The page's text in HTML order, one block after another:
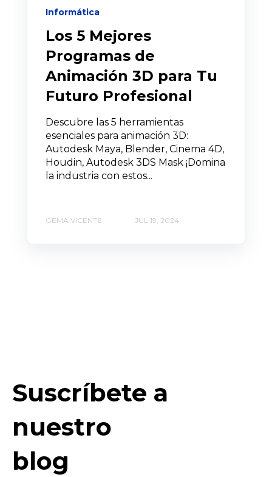
Informática
Los 5 Mejores
Programas de
Animación 3D para Tu
Futuro Profesional
Descubre las 5 herramientas
esenciales para animación 3D:
Autodesk Maya, Blender, Cinema 4D,
Houdin, Autodesk 3DS Mask ¡Domina
la industria con estos...
GEMA VICENTE JUL 19, 2024
Suscríbete a
nuestro
blog